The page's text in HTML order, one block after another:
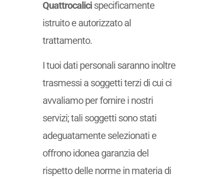
Quattrocalicispecificamente
istruito e autorizzato al
trattamento.
I tuoi dati personali saranno inoltre
trasmessi a soggetti terzi di cui ci
avvaliamo per fornire i nostri
servizi; tali soggetti sono stati
adeguatamente selezionati e
offrono idonea garanzia del
rispetto delle norme in materia di